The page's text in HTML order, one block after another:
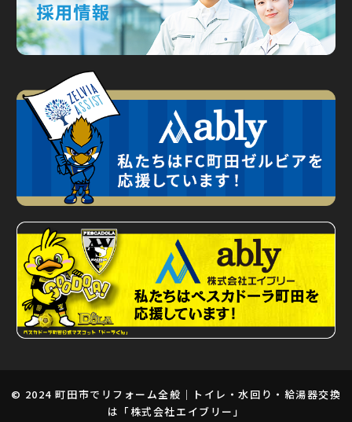
© 2024町田市でリフォーム全般｜トイレ・水回り・給湯器交換
は「株式会社エイブリー」